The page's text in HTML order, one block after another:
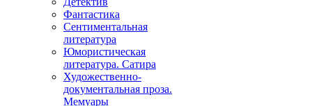
Фантастика
Сентиментальная
литература
Юмористическая
литература. Сатира
Художественно-
документальная проза.
Мемуары